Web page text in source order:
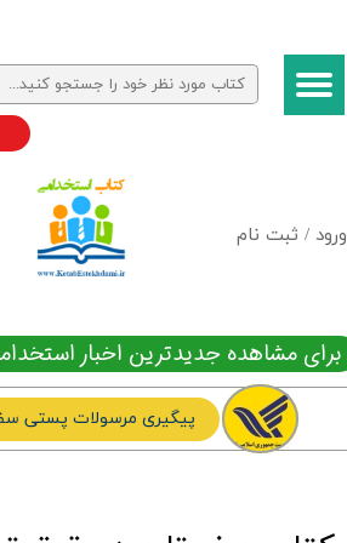
ورود / ثبت نام
حساب کاربری من
تغییر گذر واژه
برای مشاهده جدیدترین اخبار
پیگیری مرسولات پستی